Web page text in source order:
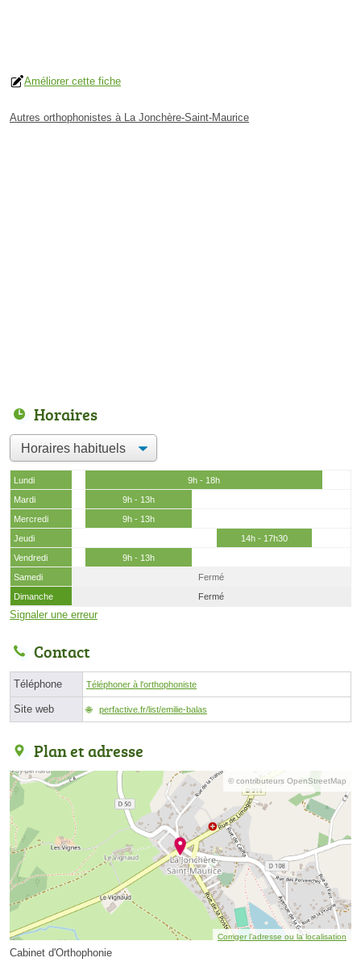
Améliorer cette fiche
Autres orthophonistes à La Jonchère-Saint-Maurice
Horaires
Lundi
9h - 18h
Mardi
9h - 13h
Mercredi
9h - 13h
Jeudi
14h - 17h30
Vendredi
9h - 13h
Samedi
Fermé
Dimanche
Fermé
Signaler une erreur
Contact
Téléphone Téléphoner à l'orthophoniste
Site web perfactive.fr/list/emilie-balas
Plan et adresse
© contributeurs OpenStreetMap
Corriger l’adresse ou la localisation
Cabinet d'Orthophonie